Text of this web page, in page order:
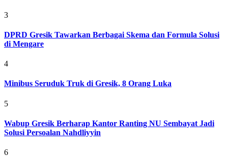
3
DPRD Gresik Tawarkan Berbagai Skema dan Formula Solusi
di Mengare
4
Minibus Seruduk Truk di Gresik, 8 Orang Luka
5
Wabup Gresik Berharap Kantor Ranting NU Sembayat Jadi
Solusi Persoalan Nahdliyyin
6